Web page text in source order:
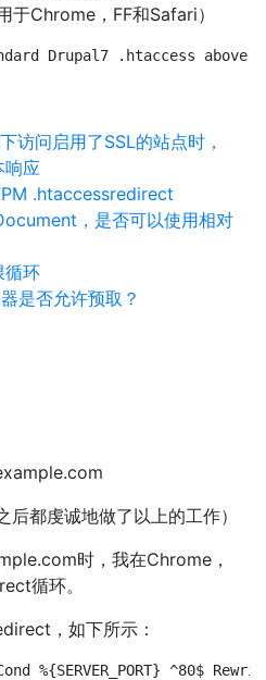
Chrome，FF和Safari）
Drupal7 .htaccess above
访问启用了SSL的站点时，
响应
.htaccessredirect
，是否可以使用相对
循环
是否允许预取？
后都虔诚地做了以上的工作）
时，我在Chrome，
循环。
，如下所示：
%{SERVER_PORT} ^80$